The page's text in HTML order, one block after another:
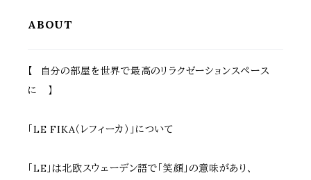
ABOUT
【 自分の部屋を世界で最高のリラクゼーションスペース
に 】
「LE FIKA（レフィーカ）」について
「LE」は北欧スウェーデン語で「笑顔」の意味があり、